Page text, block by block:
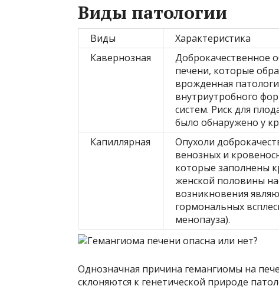
Виды патологии
Виды
Характеристика
Кавернозная
Доброкачественное
печени, которые
врожденная
внутриутробного
систем. Риск для
было обнаружено у
Капиллярная
Опухоли
венозных и
которые заполнены
женской половины
возникновения
гормональных
менопауза).
Однозначная причина гемангиомы на
склоняются к генетической природе